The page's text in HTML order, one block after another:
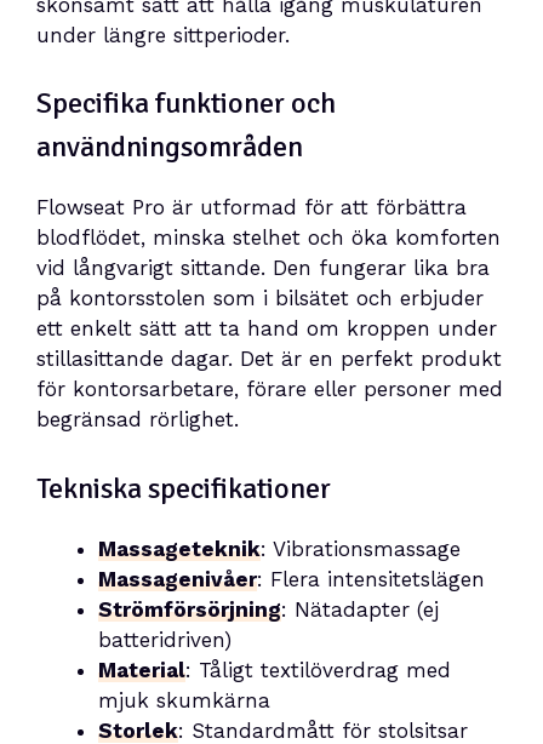
under längre sittperioder.
Specifika funktioner och
användningsområden
Flowseat Pro är utformad för att förbättra
blodflödet, minska stelhet och öka komforten
vid långvarigt sittande. Den fungerar lika bra
på kontorsstolen som i bilsätet och erbjuder
ett enkelt sätt att ta hand om kroppen under
stillasittande dagar. Det är en perfekt produkt
för kontorsarbetare, förare eller personer med
begränsad rörlighet.
Tekniska specifikationer
Massageteknik: Vibrationsmassage
Massagenivåer: Flera intensitetslägen
Strömförsörjning: Nätadapter (ej
batteridriven)
Material: Tåligt textilöverdrag med
mjuk skumkärna
Storlek: Standardmått för stolsitsar